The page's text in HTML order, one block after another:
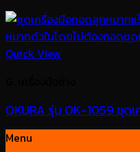
Quick View
OKURA รุ่น OK-1059 ชุ
Menu